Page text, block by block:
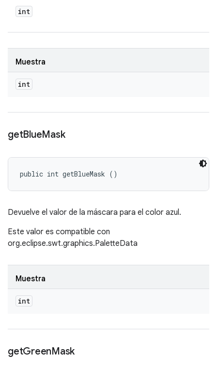
int
Muestra
int
getBlueMask
public int getBlueMask ()
Devuelve el valor de la máscara para el color azul.
Este valor es compatible con
org.eclipse.swt.graphics.PaletteData
Muestra
int
getGreenMask